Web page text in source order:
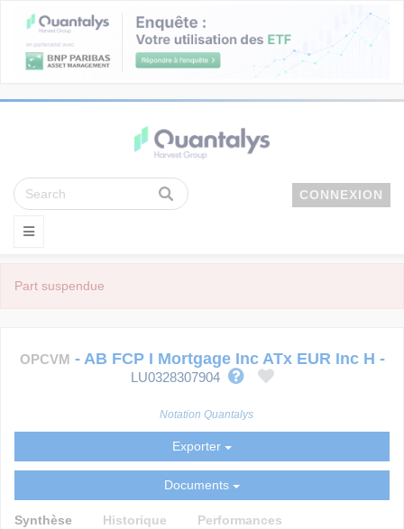
CONNEXION
Part suspendue
OPCVM - AB FCP I Mortgage Inc ATx EUR Inc H -
LU0328307904
Notation Quantalys
Exporter
Documents
Synthèse Historique Performances